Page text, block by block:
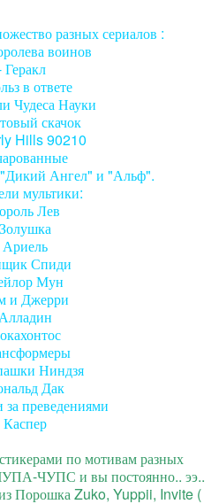
разных сериалов :
воинов
Геракл
в ответе
Чудеса Науки
скачок
Hills 90210
Ангел" и "Альф".
мультики:
Лев
Спиди
Мун
и Джерри
Ниндзя
Дак
преведениями
Каспер
по мотивам разных
ЧУПС и вы постоянно.. ээ..
Порошка Zuko, Yuppii, Invite (